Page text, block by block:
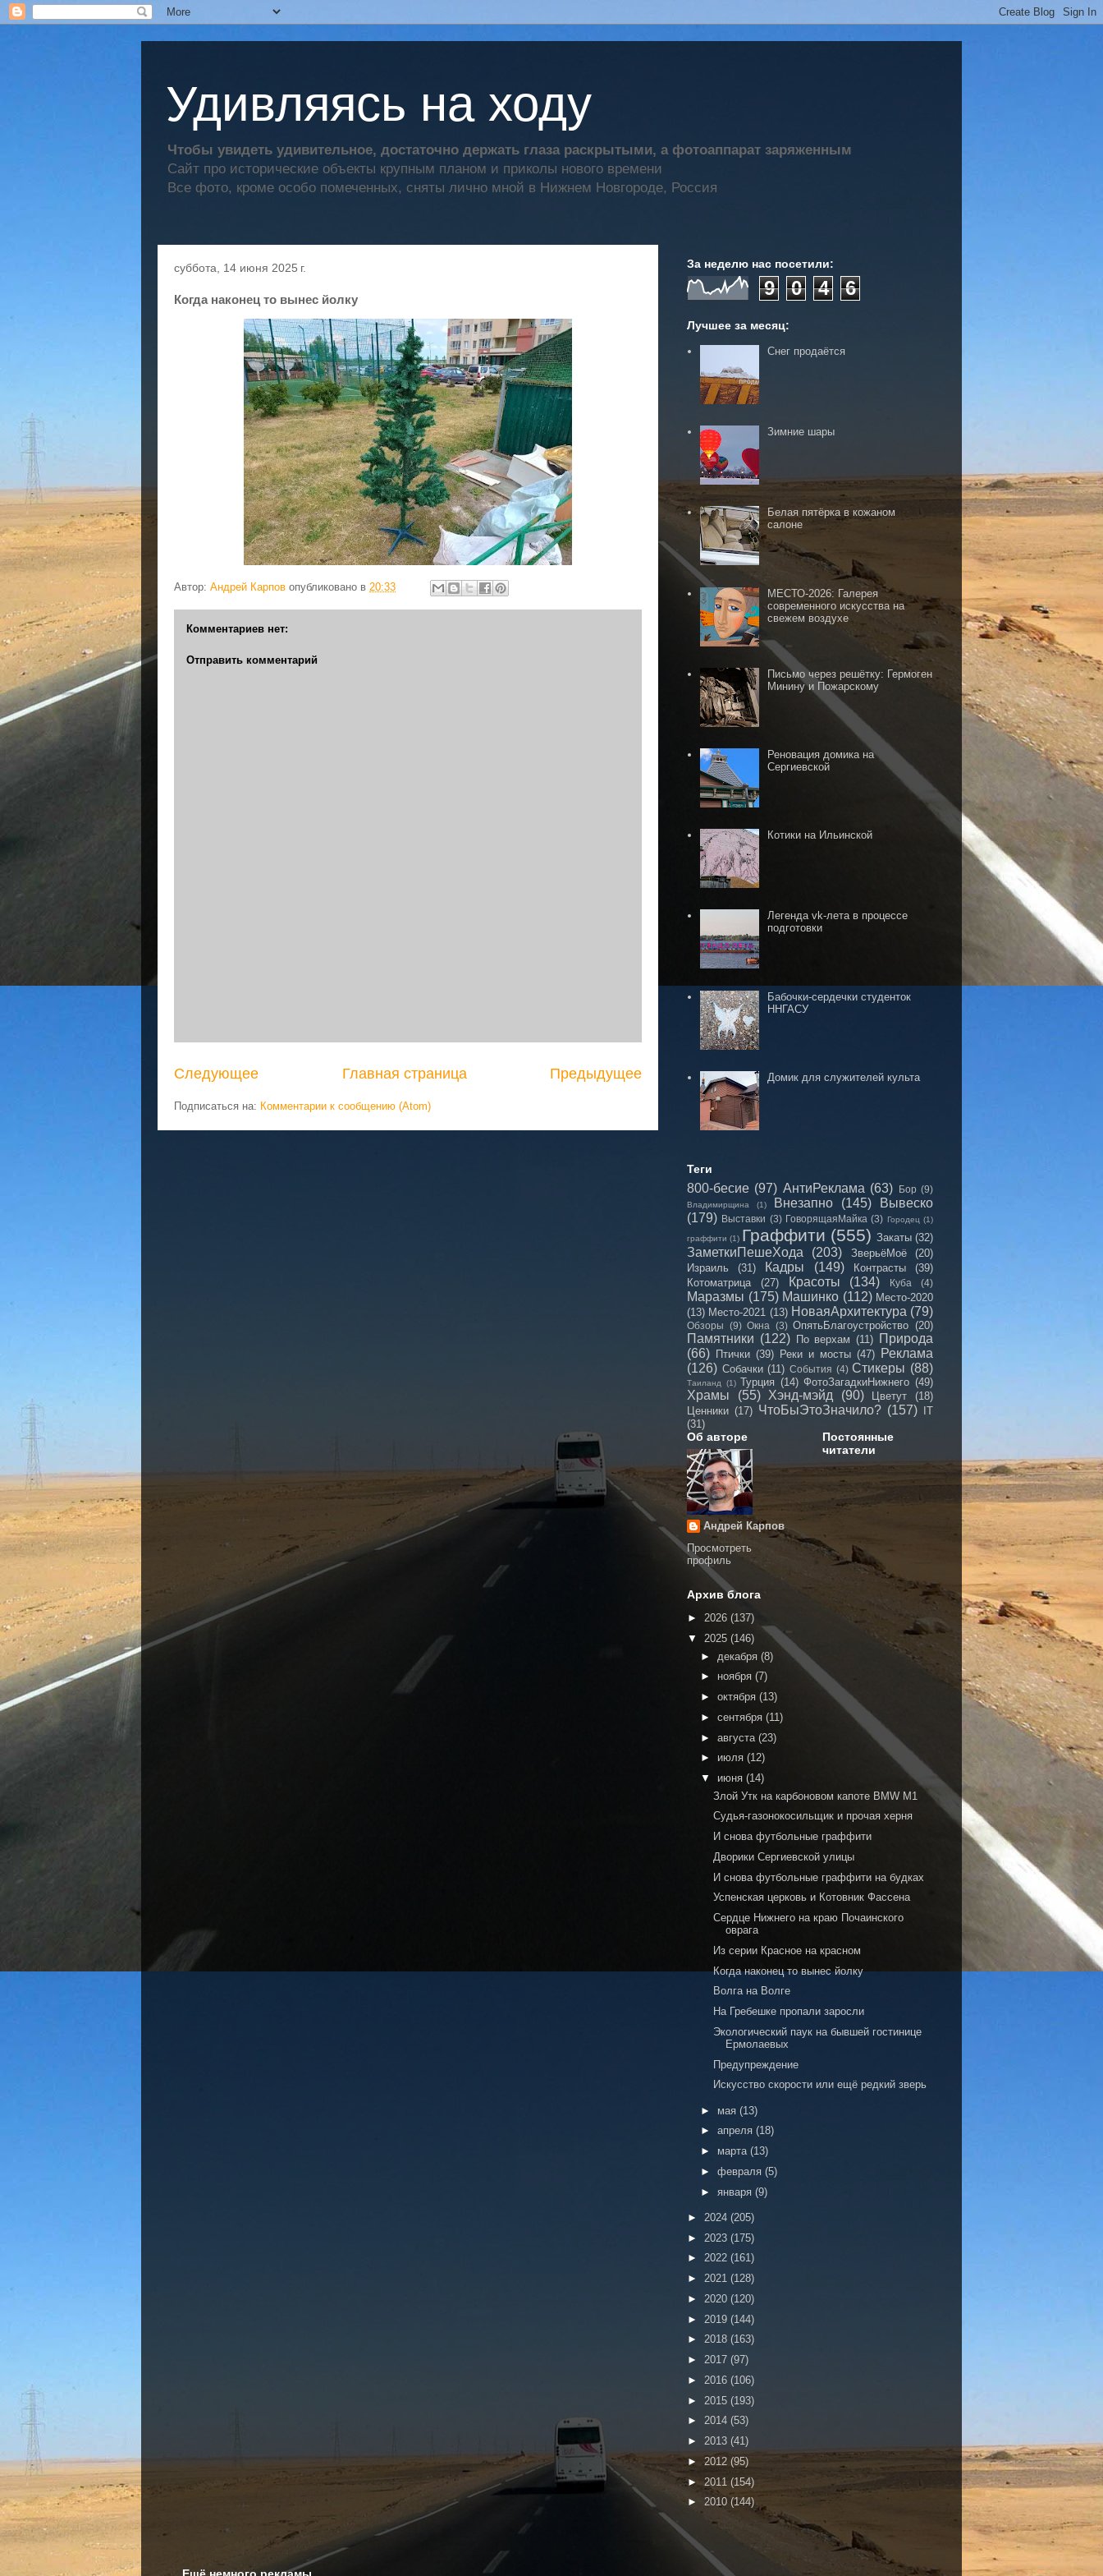
Удивляясь на ходу
Чтобы увидеть удивительное, достаточно держать глаза раскрытыми, а фотоаппарат заряженным
Сайт про исторические объекты крупным планом и приколы нового времени
Все фото, кроме особо помеченных, сняты лично мной в Нижнем Новгороде, Россия
суббота, 14 июня 2025 г.
Когда наконец то вынес йолку
Автор: Андрей Карпов опубликовано в 20:33
Комментариев нет:
Отправить комментарий
Следующее Предыдущее
Главная страница
Подписаться на: Комментарии к сообщению (Atom)
За неделю нас посетили:
9 0 4 6
Лучшее за месяц:
Снег продаётся
Зимние шары
Белая пятёрка в кожаном
салоне
МЕСТО-2026: Галерея
современного искусства на
свежем воздухе
Письмо через решётку: Гермоген
Минину и Пожарскому
Реновация домика на
Сергиевской
Котики на Ильинской
Легенда vk-лета в процессе
подготовки
Бабочки-сердечки студенток
ННГАСУ
Домик для служителей культа
Теги
800-бесие (97) АнтиРеклама (63) Бор (9)
Владимирщина (1) Внезапно (145)
Вывеско
(179) Выставки (3) ГоворящаяМайка (3) Городец (1)
граффити (1) Граффити (555) Закаты (32)
ЗаметкиПешеХода (203) ЗверьёМоё
(20)
Израиль
(31) Кадры (149) Контрасты
(39)
Котоматрица
(27) Красоты (134) Куба (4)
Маразмы (175) Машинко (112) Место-2020
(13) Место-2021 (13) НоваяАрхитектура (79)
Обзоры (9) Окна (3) ОпятьБлагоустройство (20)
Памятники (122) По верхам (11) Природа
(66) Птички (39) Реки и мосты (47) Реклама
(126) Собачки (11) События (4) Стикеры (88)
Таиланд (1) Турция (14) ФотоЗагадкиНижнего (49)
Храмы (55) Хэнд-мэйд (90) Цветут
(18)
Ценники (17) ЧтоБыЭтоЗначило? (157)
IT
(31)
Об авторе
Андрей Карпов
Просмотреть
профиль
Постоянные
читатели
Архив блога
► 2026 (137)
▼ 2025 (146)
► декабря (8)
► ноября (7)
► октября (13)
► сентября (11)
► августа (23)
► июля (12)
▼ июня (14)
Злой Утк на карбоновом капоте BMW M1
Судья-газонокосильщик и прочая херня
И снова футбольные граффити
Дворики Сергиевской улицы
И снова футбольные граффити на будках
Успенская церковь и Котовник Фассена
Сердце Нижнего на краю Почаинского
оврага
Из серии Красное на красном
Когда наконец то вынес йолку
Волга на Волге
На Гребешке пропали заросли
Экологический паук на бывшей гостинице
Ермолаевых
Предупреждение
Искусство скорости или ещё редкий зверь
► мая (13)
► апреля (18)
► марта (13)
► февраля (5)
► января (9)
► 2024 (205)
► 2023 (175)
► 2022 (161)
► 2021 (128)
► 2020 (120)
► 2019 (144)
► 2018 (163)
► 2017 (97)
► 2016 (106)
► 2015 (193)
► 2014 (53)
► 2013 (41)
► 2012 (95)
► 2011 (154)
► 2010 (144)